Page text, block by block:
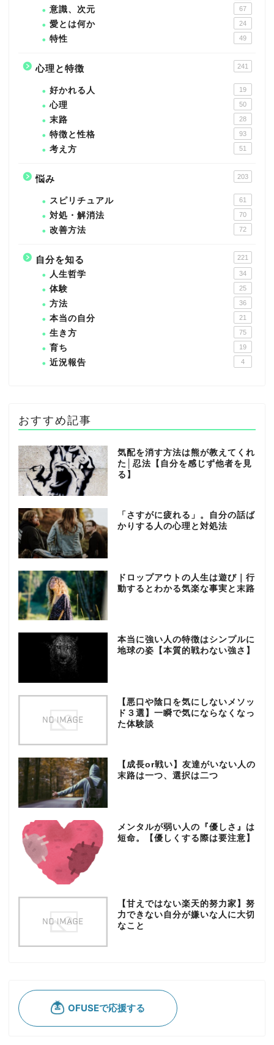
意識、次元 67
愛とは何か 24
特性 49
心理と特徴 241
好かれる人 19
心理 50
末路 28
特徴と性格 93
考え方 51
悩み 203
スピリチュアル 61
対処・解消法 70
改善方法 72
自分を知る 221
人生哲学 34
体験 25
方法 36
本当の自分 21
生き方 75
育ち 19
近況報告 4
おすすめ記事
気配を消す方法は熊が教えてくれ
た│忍法【自分を感じず他者を見
る】
「さすがに疲れる」。自分の話ば
かりする人の心理と対処法
ドロップアウトの人生は遊び｜行
動するとわかる気楽な事実と末路
本当に強い人の特徴はシンプルに
地球の姿【本質的戦わない強さ】
【悪口や陰口を気にしないメソッ
ド３選】一瞬で気にならなくなっ
た体験談
【成長or戦い】友達がいない人の
末路は一つ、選択は二つ
メンタルが弱い人の『優しさ』は
短命。【優しくする際は要注意】
【甘えではない楽天的努力家】努
力できない自分が嫌いな人に大切
なこと